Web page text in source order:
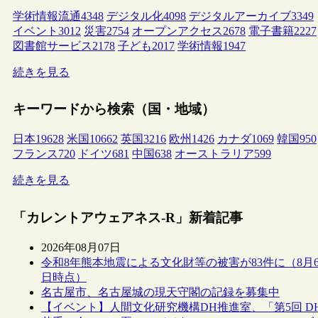
学術情報流通4348 デジタル化4098 デジタルアーカイブ3349
イベント 3012 災害2754 オープンアクセス2678 電子書籍2227
図書館サービス2178 子ども2017 学術情報1947
続きを見る
キーワードから検索（国・地域）
日本19628 米国 10662 英国3216 欧州 1426 カナダ1069 韓国950
フランス720 ドイツ681 中国638 オーストラリア599
続きを見る
「カレントアウェアネス-R」新着記事
2026年08月07日
令和8年熊本地震による文化財等の被害が83件に（8月
日時点）
名古屋市、名古屋城の現天守閣の記録を募集中
【イベント】人間文化研究機構DH推進室、「第5回